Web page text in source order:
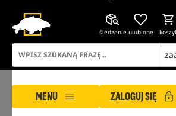
śledzenie ulubione
MENU ZALOGUJ SIĘ